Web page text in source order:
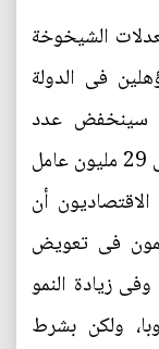
الشيخوخة
فى الدولة
عام 2020، كما سينخفض عدد
العاملين المؤهلين من 45 مليون حاليا إلى 29 مليون عامل
الاقتصاديون أن
فى تعويض
زيادة النمو
ولكن بشرط